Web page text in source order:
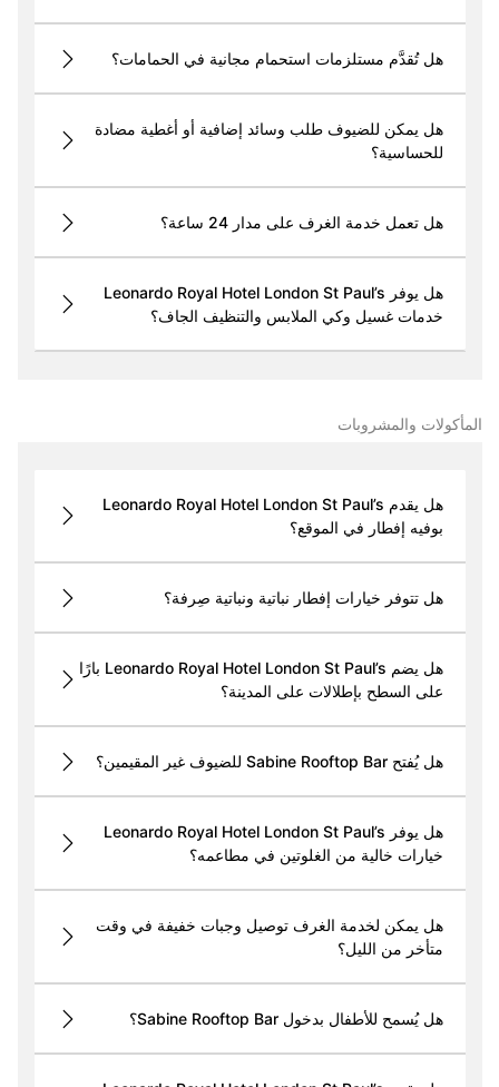
هل تُقدَّم مستلزمات استحمام مجانية في الحمامات؟
هل يمكن للضيوف طلب وسائد إضافية أو أغطية مضادة
للحساسية؟
هل تعمل خدمة الغرف على مدار 24 ساعة؟
هل يوفر Leonardo Royal Hotel London St Paul’s
خدمات غسيل وكي الملابس والتنظيف الجاف؟
المأكولات والمشروبات
هل يقدم Leonardo Royal Hotel London St Paul’s
بوفيه إفطار في الموقع؟
هل تتوفر خيارات إفطار نباتية ونباتية صِرفة؟
هل يضم Leonardo Royal Hotel London St Paul’s بارًا
على السطح بإطلالات على المدينة؟
هل يُفتح Sabine Rooftop Bar للضيوف غير المقيمين؟
هل يوفر Leonardo Royal Hotel London St Paul’s
خيارات خالية من الغلوتين في مطاعمه؟
هل يمكن لخدمة الغرف توصيل وجبات خفيفة في وقت
متأخر من الليل؟
هل يُسمح للأطفال بدخول Sabine Rooftop Bar؟